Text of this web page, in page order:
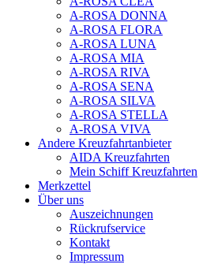
A-ROSA DONNA
A-ROSA FLORA
A-ROSA LUNA
A-ROSA MIA
A-ROSA RIVA
A-ROSA SENA
A-ROSA SILVA
A-ROSA STELLA
A-ROSA VIVA
Andere Kreuzfahrtanbieter
AIDA Kreuzfahrten
Mein Schiff Kreuzfahrten
Merkzettel
Über uns
Auszeichnungen
Rückrufservice
Kontakt
Impressum